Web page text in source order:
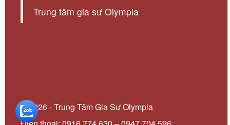
Trung tâm gia sư Olympia
© 2026 - Trung Tâm Gia Sư Olympia